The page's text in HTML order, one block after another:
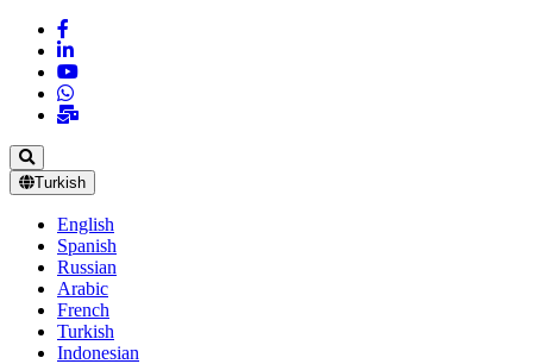
Turkish
English
Spanish
Russian
Arabic
French
Turkish
Indonesian